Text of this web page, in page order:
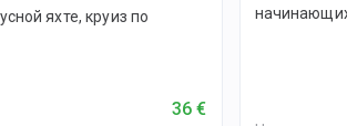
яхте, круиз по
36 €